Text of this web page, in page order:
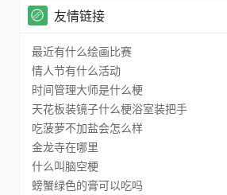
友情链接
最近有什么绘画比赛
情人节有什么活动
时间管理大师是什么梗
天花板装镜子什么梗浴室装把手
吃菠萝不加盐会怎么样
金龙寺在哪里
什么叫脑空梗
螃蟹绿色的膏可以吃吗